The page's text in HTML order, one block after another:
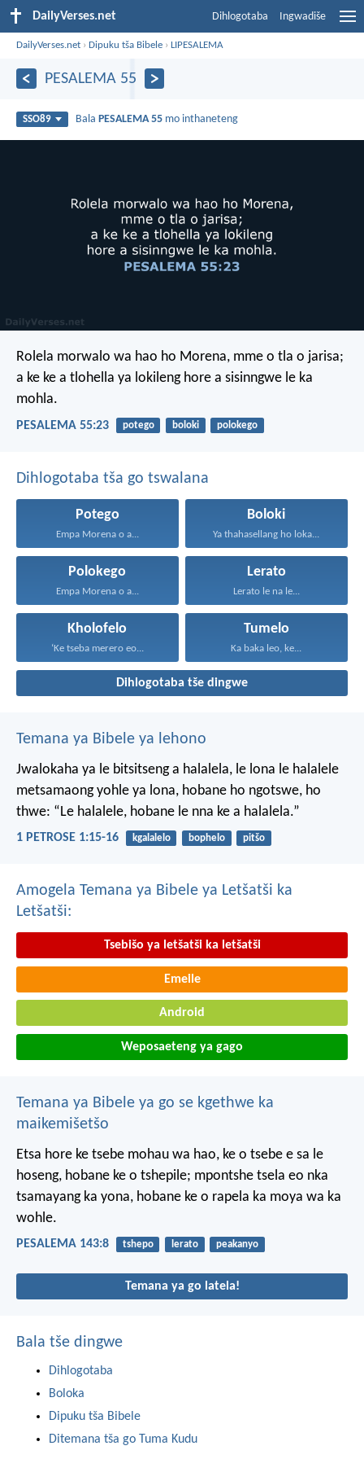
DailyVerses.net Dihlogotaba Ingwadiše
DailyVerses.net ›Dipuku tša Bibele ›LIPESALEMA
PESALEMA 55
SSO89 Bala PESALEMA 55 mo inthaneteng
Rolela morwalo wa hao ho Morena, mme o tla o jarisa;
a ke ke a tlohella ya lokilenghore a sisinngwe le ka
mohla.
PESALEMA 55:23 potego boloki polokego
Dihlogotaba tša go tswalana
Potego
Empa Morena o a...
Boloki
Ya thahasellang ho loka...
Polokego
Empa Morena o a...
Lerato
Lerato le na le...
Kholofelo
‘Ke tseba merero eo...
Tumelo
Ka baka leo, ke...
Dihlogotaba tše dingwe
Temana ya Bibele ya lehono
Jwalokaha ya le bitsitseng a halalela, le lona le halalele
metsamaong yohle ya lona, hobane ho ngotswe, ho
thwe: “Le halalele, hobane le nna ke a halalela.”
1 PETROSE 1:15-16 kgalalelo bophelo pitšo
Amogela Temana ya Bibele ya Letšatši ka
Letšatši:
Tsebišo ya letšatši ka letšatši
Emeile
Android
Weposaeteng ya gago
Temana ya Bibele ya go se kgethwe ka
maikemišetšo
Etsa hore ke tsebe mohau wa hao, ke o tsebe e sa le
hoseng, hobane ke o tshepile; mpontshe tsela eo nka
tsamayang ka yona, hobane ke o rapela ka moya wa ka
wohle.
PESALEMA 143:8 tshepo lerato peakanyo
Temana ya go latela!
Bala tše dingwe
Dihlogotaba
Boloka
Dipuku tša Bibele
Ditemana tša go Tuma Kudu